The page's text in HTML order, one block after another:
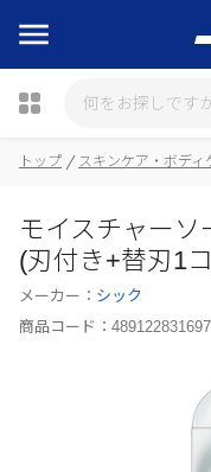
瓶詰
トップ スキンケア・ボディ
モイスチャーソ
(刃付き+替刃1
メーカー： シック
商品コード：